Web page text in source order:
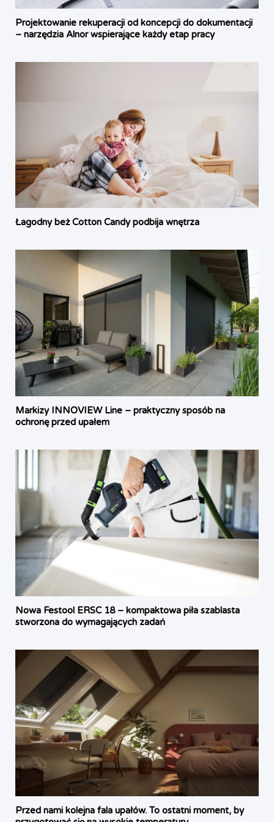
Projektowanie rekuperacji od koncepcji do dokumentacji
– narzędzia Alnor wspierające każdy etap pracy
Łagodny beż Cotton Candy podbija wnętrza
Markizy INNOVIEW Line – praktyczny sposób na
ochronę przed upałem
Nowa Festool ERSC 18 – kompaktowa piła szablasta
stworzona do wymagających zadań
Przed nami kolejna fala upałów. To ostatni moment, by